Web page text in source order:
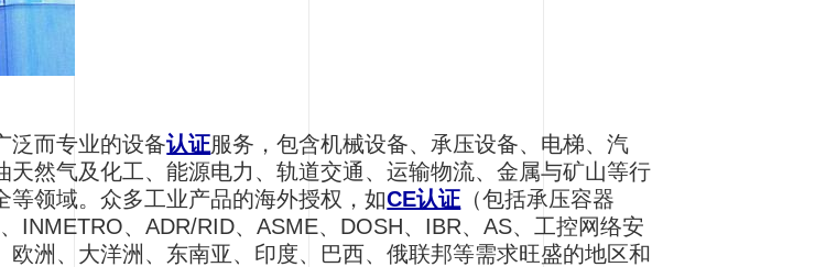
泛而专业的设备认证服务，包含机械设备、承压设备、电梯、汽
然气及化工、能源电力、轨道交通、运输物流、金属与矿山等行
领域。众多工业产品的海外授权，如CE认证 （包括承压容器
INMETRO、ADR/RID、ASME、DOSH、IBR、AS、工控网络安
欧洲、大洋洲、东南亚、印度、巴西、俄联邦等需求旺盛的地区和